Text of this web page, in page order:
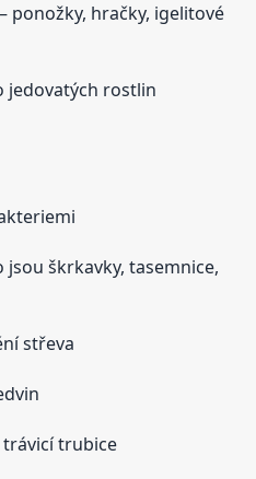
ponožky, hračky, igelitové
jedovatých rostlin
škrkavky, tasemnice,
střeva
trubice